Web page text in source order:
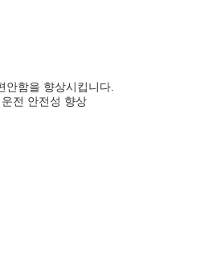
함을 향상시킵니다.
전 안전성 향상